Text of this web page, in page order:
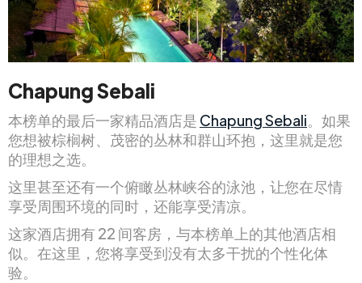
Chapung Sebali
本榜单的最后一家精品酒店是 Chapung Sebali。如果
您想被棕榈树、茂密的丛林和群山环抱，这里就是您
的理想之选。
这里甚至还有一个俯瞰丛林峡谷的泳池，让您在尽情
享受周围环境的同时，还能享受清凉。
这家酒店拥有 22 间客房，与本榜单上的其他酒店相
似。在这里，您将享受到没有太多干扰的个性化体
验。